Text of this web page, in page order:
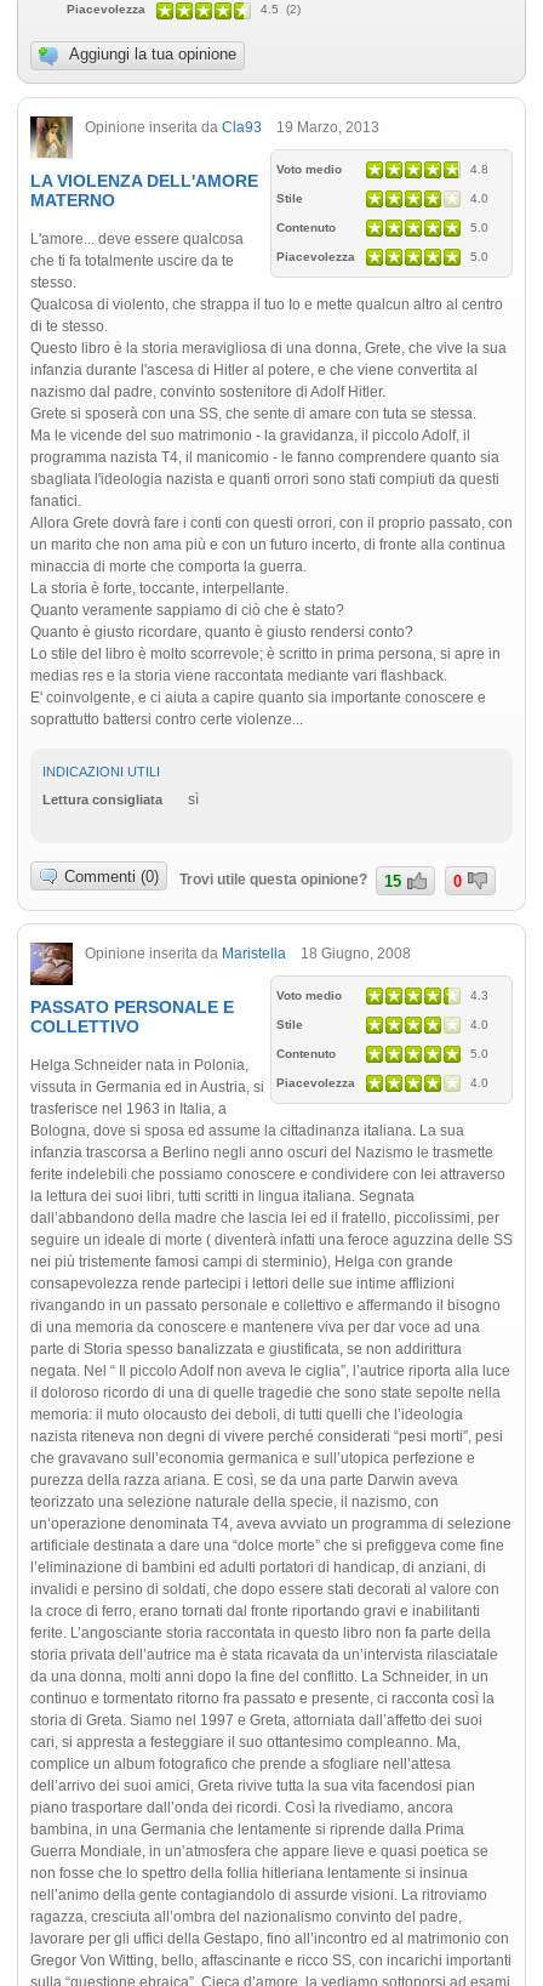
Piacevolezza
4.5 (2)
Aggiungi la tua opinione
Opinione inserita da Cla93 19 Marzo, 2013
Voto medio 4.8
Stile 4.0
Contenuto 5.0
Piacevolezza 5.0
LA VIOLENZA DELL'AMORE
MATERNO
L'amore... deve essere qualcosa
che ti fa totalmente uscire da te
stesso.
Qualcosa di violento, che strappa il tuo Io e mette qualcun altro al centro
di te stesso.
Questo libro è la storia meravigliosa di una donna, Grete, che vive la sua
infanzia durante l'ascesa di Hitler al potere, e che viene convertita al
nazismo dal padre, convinto sostenitore di Adolf Hitler.
Grete si sposerà con una SS, che sente di amare con tuta se stessa.
Ma le vicende del suo matrimonio - la gravidanza, il piccolo Adolf, il
programma nazista T4, il manicomio - le fanno comprendere quanto sia
sbagliata l'ideologia nazista e quanti orrori sono stati compiuti da questi
fanatici.
Allora Grete dovrà fare i conti con questi orrori, con il proprio passato, con
un marito che non ama più e con un futuro incerto, di fronte alla continua
minaccia di morte che comporta la guerra.
La storia è forte, toccante, interpellante.
Quanto veramente sappiamo di ciò che è stato?
Quanto è giusto ricordare, quanto è giusto rendersi conto?
Lo stile del libro è molto scorrevole; è scritto in prima persona, si apre in
medias res e la storia viene raccontata mediante vari flashback.
E' coinvolgente, e ci aiuta a capire quanto sia importante conoscere e
soprattutto battersi contro certe violenze...
INDICAZIONI UTILI
Lettura consigliata
sì
Commenti (0) Trovi utile questa opinione? 15 0
Opinione inserita da Maristella 18 Giugno, 2008
Voto medio 4.3
Stile 4.0
Contenuto 5.0
Piacevolezza 4.0
PASSATO PERSONALE E
COLLETTIVO
Helga Schneider nata in Polonia,
vissuta in Germania ed in Austria, si
trasferisce nel 1963 in Italia, a
Bologna, dove si sposa ed assume la cittadinanza italiana. La sua
infanzia trascorsa a Berlino negli anno oscuri del Nazismo le trasmette
ferite indelebili che possiamo conoscere e condividere con lei attraverso
la lettura dei suoi libri, tutti scritti in lingua italiana. Segnata
dall’abbandono della madre che lascia lei ed il fratello, piccolissimi, per
seguire un ideale di morte ( diventerà infatti una feroce aguzzina delle SS
nei più tristemente famosi campi di sterminio), Helga con grande
consapevolezza rende partecipi i lettori delle sue intime afflizioni
rivangando in un passato personale e collettivo e affermando il bisogno
di una memoria da conoscere e mantenere viva per dar voce ad una
parte di Storia spesso banalizzata e giustificata, se non addirittura
negata. Nel “ Il piccolo Adolf non aveva le ciglia”, l’autrice riporta alla luce
il doloroso ricordo di una di quelle tragedie che sono state sepolte nella
memoria: il muto olocausto dei deboli, di tutti quelli che l’ideologia
nazista riteneva non degni di vivere perché considerati “pesi morti”, pesi
che gravavano sull’economia germanica e sull’utopica perfezione e
purezza della razza ariana. E così, se da una parte Darwin aveva
teorizzato una selezione naturale della specie, il nazismo, con
un’operazione denominata T4, aveva avviato un programma di selezione
artificiale destinata a dare una “dolce morte” che si prefiggeva come fine
l’eliminazione di bambini ed adulti portatori di handicap, di anziani, di
invalidi e persino di soldati, che dopo essere stati decorati al valore con
la croce di ferro, erano tornati dal fronte riportando gravi e inabilitanti
ferite. L’angosciante storia raccontata in questo libro non fa parte della
storia privata dell’autrice ma è stata ricavata da un’intervista rilasciatale
da una donna, molti anni dopo la fine del conflitto. La Schneider, in un
continuo e tormentato ritorno fra passato e presente, ci racconta così la
storia di Greta. Siamo nel 1997 e Greta, attorniata dall’affetto dei suoi
cari, si appresta a festeggiare il suo ottantesimo compleanno. Ma,
complice un album fotografico che prende a sfogliare nell’attesa
dell’arrivo dei suoi amici, Greta rivive tutta la sua vita facendosi pian
piano trasportare dall’onda dei ricordi. Così la rivediamo, ancora
bambina, in una Germania che lentamente si riprende dalla Prima
Guerra Mondiale, in un’atmosfera che appare lieve e quasi poetica se
non fosse che lo spettro della follia hitleriana lentamente si insinua
nell’animo della gente contagiandolo di assurde visioni. La ritroviamo
ragazza, cresciuta all’ombra del nazionalismo convinto del padre,
lavorare per gli uffici della Gestapo, fino all’incontro ed al matrimonio con
Gregor Von Witting, bello, affascinante e ricco SS, con incarichi importanti
sulla “questione ebraica”. Cieca d’amore, la vediamo sottoporsi ad esami